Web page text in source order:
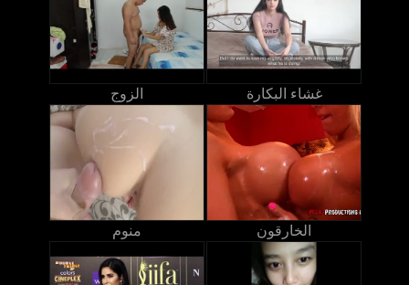
الزوج غشاء البكارة
منوم الخارقون